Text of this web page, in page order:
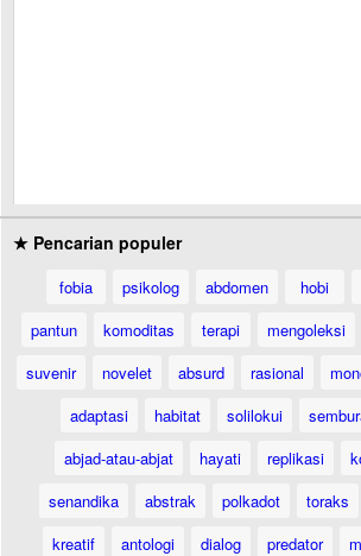
★ Pencarian populer
fobia psikolog abdomen hobi
pantun
komoditas terapi mengoleksi
suvenir
novelet absurd rasional
adaptasi
habitat solilokui
abjad-atau-abjat
hayati replikasi
senandika
abstrak polkadot toraks
kreatif
antologi dialog predator